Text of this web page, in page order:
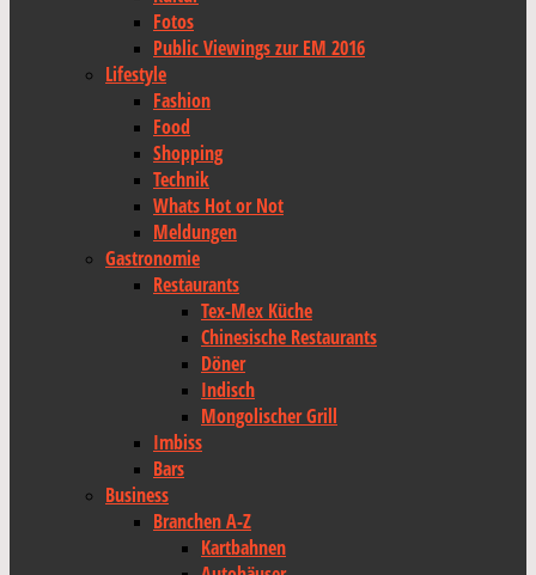
Fotos
Public Viewings zur EM 2016
Lifestyle
Fashion
Food
Shopping
Technik
Whats Hot or Not
Meldungen
Gastronomie
Restaurants
Tex-Mex Küche
Chinesische Restaurants
Döner
Indisch
Mongolischer Grill
Imbiss
Bars
Business
Branchen A-Z
Kartbahnen